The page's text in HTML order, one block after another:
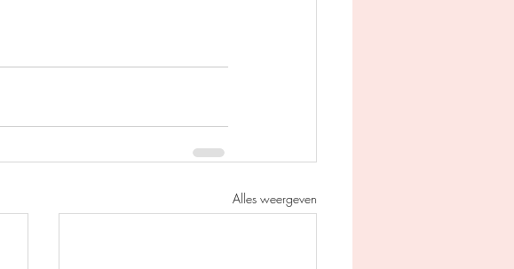
Alles weergeven